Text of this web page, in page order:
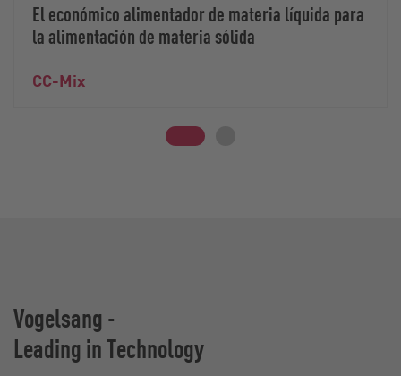
El económico alimentador de materia líquida para
la alimentación de materia sólida
CC-Mix
Vogelsang -
Leading in Technology